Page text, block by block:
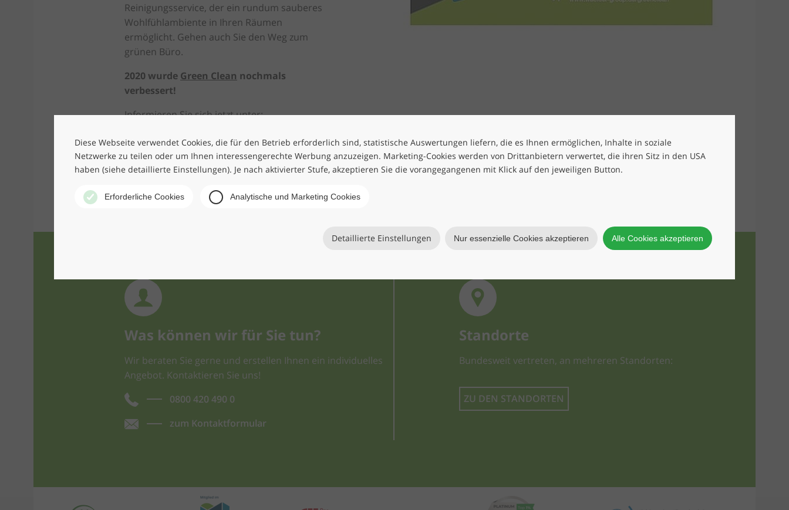
Diese Webseite verwendet Cookies, die für den Betrieb erforderlich sind, statistische Auswertungen liefern, die es Ihnen ermöglichen, Inhalte in soziale
Netzwerke zu teilen oder um Ihnen interessengerechte Werbung anzuzeigen. Marketing-Cookies werden von Drittanbietern verwertet, die ihren Sitz in den USA
haben (siehe detaillierte Einstellungen). Je nach aktivierter Stufe, akzeptieren Sie die vorangegangenen mit Klick auf den jeweiligen Button.
Erforderliche Cookies Analytische und Marketing Cookies
Detaillierte Einstellungen Nur essenzielle Cookies akzeptieren Alle Cookies akzeptieren
Reinigungsservice, der ein rundum sauberes
Wohlfühlambiente in Ihren Räumen
ermöglicht. Gehen auch Sie den Weg zum
grünen Büro.
2020 wurde Green Clean nochmals
verbessert!
Informieren Sie sich jetzt unter:
https://www.wackler-
group.de/gebaeudereinigung/greenclean/
Was können wir für Sie tun?
Wir beraten Sie gerne und erstellen Ihnen ein individuelles
Angebot. Kontaktieren Sie uns!
0800 420 490 0
zum Kontaktformular
Standorte
Bundesweit vertreten, an mehreren Standorten:
ZU DEN STANDORTEN